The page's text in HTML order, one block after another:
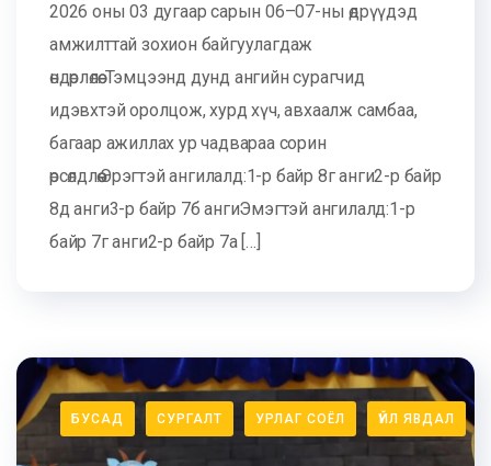
2026 оны 03 дугаар сарын 06–07-ны өдрүүдэд
амжилттай зохион байгуулагдаж
өндөрлөлөө. Тэмцээнд дунд ангийн сурагчид
идэвхтэй оролцож, хурд хүч, авхаалж самбаа,
багаар ажиллах ур чадвараа сорин
өрсөлдлөө.Эрэгтэй ангилалд:1-р байр 8г анги2-р байр
8д анги3-р байр 7б ангиЭмэгтэй ангилалд:1-р
байр 7г анги2-р байр 7а […]
БУСАД СУРГАЛТ УРЛАГ СОЁЛ ҮЙЛ ЯВДАЛ